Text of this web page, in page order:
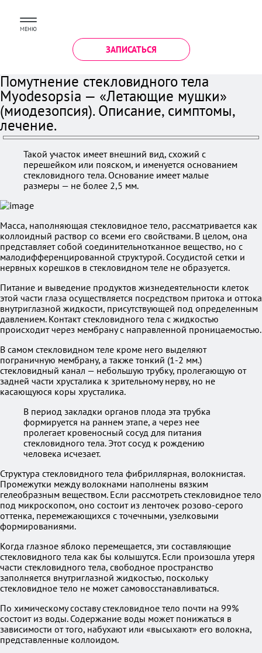
МЕНЮ
ЗАПИСАТЬСЯ
Помутнение стекловидного тела
Myodesopsia — «Летающие мушки»
(миодезопсия). Описание, симптомы,
лечение.
Такой участок имеет внешний вид, схожий с
перешейком или пояском, и именуется основанием
стекловидного тела. Основание имеет малые
размеры — не более 2,5 мм.
Масса, наполняющая стекловидное тело, рассматривается как
коллоидный раствор со всеми его свойствами. В целом, она
представляет собой соединительнотканное вещество, но с
малодифференцированной структурой. Сосудистой сетки и
нервных корешков в стекловидном теле не образуется.
Питание и выведение продуктов жизнедеятельности клеток
этой части глаза осуществляется посредством притока и оттока
внутриглазной жидкости, присутствующей под определенным
давлением. Контакт стекловидного тела с жидкостью
происходит через мембрану с направленной проницаемостью.
В самом стекловидном теле кроме него выделяют
пограничную мембрану, а также тонкий (1-2 мм.)
стекловидный канал — небольшую трубку, пролегающую от
задней части хрусталика к зрительному нерву, но не
касающуюся коры хрусталика.
В период закладки органов плода эта трубка
формируется на раннем этапе, а через нее
пролегает кровеносный сосуд для питания
стекловидного тела. Этот сосуд к рождению
человека исчезает.
Структура стекловидного тела фибриллярная, волокнистая.
Промежутки между волокнами наполнены вязким
гелеобразным веществом. Если рассмотреть стекловидное тело
под микроскопом, оно состоит из ленточек розово-серого
оттенка, перемежающихся с точечными, узелковыми
формированиями.
Когда глазное яблоко перемещается, эти составляющие
стекловидного тела как бы колышутся. Если произошла утеря
части стекловидного тела, свободное пространство
заполняется внутриглазной жидкостью, поскольку
стекловидное тело не может самовосстанавливаться.
По химическому составу стекловидное тело почти на 99%
состоит из воды. Содержание воды может понижаться в
зависимости от того, набухают или «высыхают» его волокна,
представленные коллоидом.